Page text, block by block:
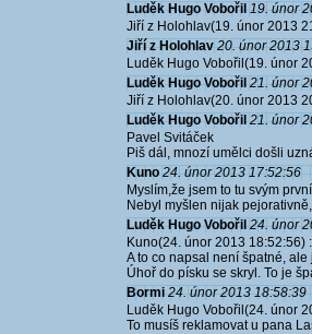
Luděk Hugo Vobořil 19. únor
Jiří z Holohlav(19. únor 2013
Jiří z Holohlav 20. únor 2013
Luděk Hugo Vobořil(19. únor
Luděk Hugo Vobořil 21. únor
Jiří z Holohlav(20. únor 2013
Luděk Hugo Vobořil 21. únor
Pavel Svitáček
Piš dál, mnozí umělci došli
Kuno 24. únor 2013 17:52:56
Myslím,že jsem to tu svým
Nebyl myšlen nijak
Luděk Hugo Vobořil 24. únor
Kuno(24. únor 2013 18:52:56)
A to co napsal není špatné,
Úhoř do písku se skryl. To je
Bormi 24. únor 2013 18:58:39
Luděk Hugo Vobořil(24. únor
To musíš reklamovat u pana